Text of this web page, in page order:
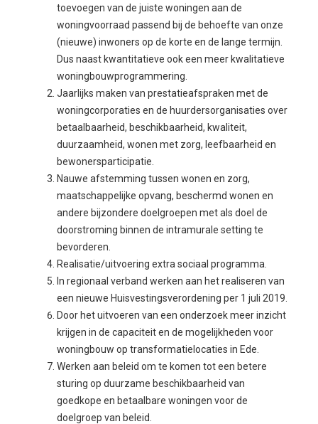
toevoegen van de juiste woningen aan de
woningvoorraad passend bij de behoefte van onze
(nieuwe) inwoners op de korte en de lange termijn.
Dus naast kwantitatieve ook een meer kwalitatieve
woningbouwprogrammering.
Jaarlijks maken van prestatieafspraken met de
woningcorporaties en de huurdersorganisaties over
betaalbaarheid, beschikbaarheid, kwaliteit,
duurzaamheid, wonen met zorg, leefbaarheid en
bewonersparticipatie.
Nauwe afstemming tussen wonen en zorg,
maatschappelijke opvang, beschermd wonen en
andere bijzondere doelgroepen met als doel de
doorstroming binnen de intramurale setting te
bevorderen.
Realisatie/uitvoering extra sociaal programma.
In regionaal verband werken aan het realiseren van
een nieuwe Huisvestingsverordening per 1 juli 2019.
Door het uitvoeren van een onderzoek meer inzicht
krijgen in de capaciteit en de mogelijkheden voor
woningbouw op transformatielocaties in Ede.
Werken aan beleid om te komen tot een betere
sturing op duurzame beschikbaarheid van
goedkope en betaalbare woningen voor de
doelgroep van beleid.